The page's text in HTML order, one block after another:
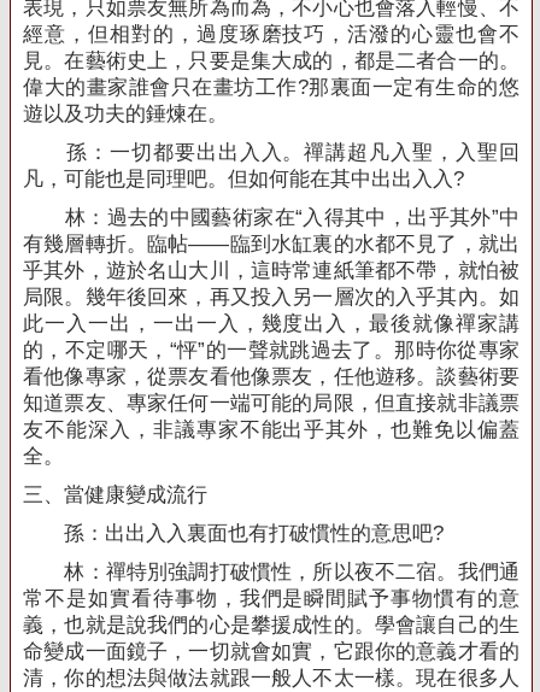
表現，只如票友無所為而為，不小心也會落入輕慢、不
經意，但相對的，過度琢磨技巧，活潑的心靈也會不
見。在藝術史上，只要是集大成的，都是二者合一的。
偉大的畫家誰會只在畫坊工作?那裏面一定有生命的悠
遊以及功夫的錘煉在。
孫：一切都要出出入入。禪講超凡入聖，入聖回
凡，可能也是同理吧。但如何能在其中出出入入 ?
林：過去的中國藝術家在“入得其中，出乎其外”中
有幾層轉折。臨帖——臨到水缸裏的水都不見了，就出
乎其外，遊於名山大川，這時常連紙筆都不帶，就怕被
局限。幾年後回來，再又投入另一層次的入乎其內。如
此一入一出，一出一入，幾度出入，最後就像禪家講
的，不定哪天，“怦”的一聲就跳過去了。那時你從專家
看他像專家，從票友看他像票友，任他遊移。談藝術要
知道票友、專家任何一端可能的局限，但直接就非議票
友不能深入，非議專家不能出乎其外，也難免以偏蓋
全。
三、當健康變成流行
孫：出出入入裏面也有打破慣性的意思吧?
林：禪特別強調打破慣性，所以夜不二宿。我們通
常不是如實看待事物，我們是瞬間賦予事物慣有的意
義，也就是說我們的心是攀援成性的。學會讓自己的生
命變成一面鏡子，一切就會如實，它跟你的意義才看的
清，你的想法與做法就跟一般人不太一樣。現在很多人